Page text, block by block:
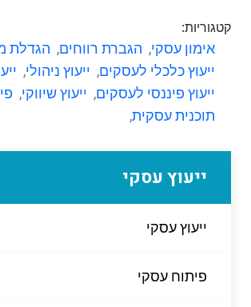
ייעוץ עסקי
ייעוץ עסקי
פיתוח עסקי
קטגוריות:
אימון עסקי, הגברת רווחים, הגדלת
ייעוץ כלכלי לעסקים, ייעוץ ניהולי,
ייעוץ פיננסי לעסקים, ייעוץ שיווקי,
תוכנית עסקית,